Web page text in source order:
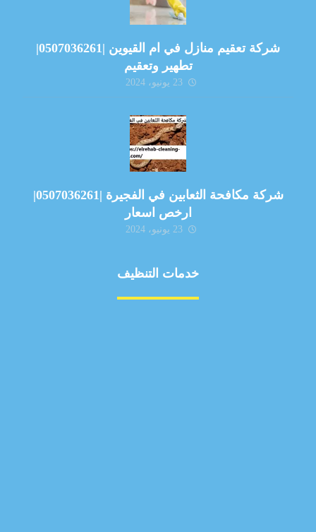
شركة تعقيم منازل في ام القيوين |0507036261|
تطهير وتعقيم
23 يونيو، 2024
شركة مكافحة الثعابين في الفجيرة |0507036261|
ارخص اسعار
23 يونيو، 2024
خدمات التنظيف